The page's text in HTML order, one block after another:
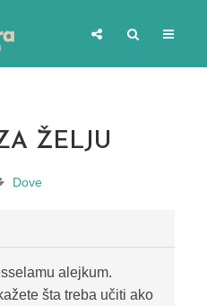
ŽELJU
Dove
alejkum.
šta treba učiti ako